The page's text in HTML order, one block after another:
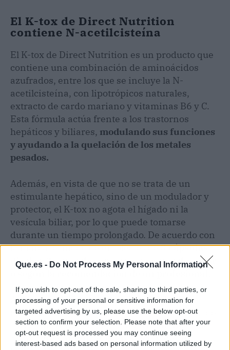
Que.es - Do Not Process My Personal Information
If you wish to opt-out of the sale, sharing to third parties, or
processing of your personal or sensitive information for
targeted advertising by us, please use the below opt-out
section to confirm your selection. Please note that after your
opt-out request is processed you may continue seeing
interest-based ads based on personal information utilized by
El K-tox de Direct Nutrition
contiene N-acetilcisteína
El K-tox de Direct Nutrition es un producto que
contiene una combinación de aminoácidos
azufrados, entre los que se incluye la N-
acetilcisteína, con lipotrópicos naturales,
extracto de cardo mariano y vitaminas B6 y C.
Esta fórmula actúa frente a los trastornos
hepáticos y biliares, modulando sus funciones
y ayudando a la quelación de los metales
pesados.
Además, en vista de que no se trata de un
estimulante hepático, sino de un modulador y
protector, el K-tox no agota el hígado ni la
vesícula biliar, por lo que puede tomarse
durante un tiempo prolongado. De acuerdo con
la marca, el modo de empleo es de3 cápsulas
diarias, 2 antes de comer y una antes de cenar
Al conocer detalladamente la NAC N-
acetilcisteína y sus propiedades, los clientes de
Direct Nutrition pueden adquirir un frasco de
K-tox para garantizar la protección de su